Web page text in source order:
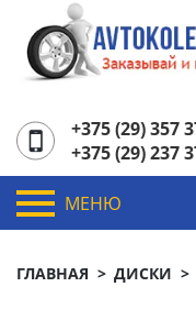
+375 (29) 357
+375 (29) 237
МЕНЮ
ГЛАВНАЯ ДИСКИ